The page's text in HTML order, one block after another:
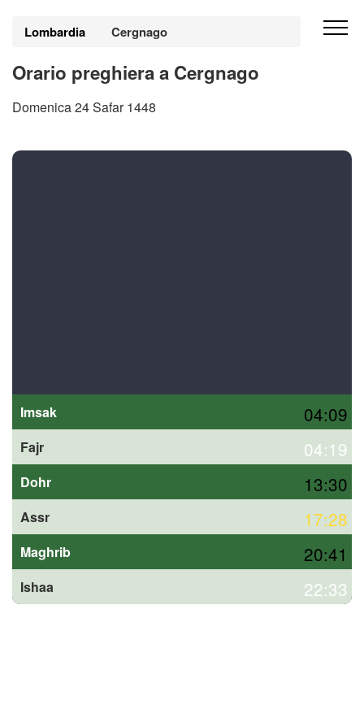
Lombardia Cergnago
Orario preghiera a Cergnago
Domenica 24 Safar 1448
Imsak 04:09
Fajr 04:19
Dohr 13:30
Assr 17:28
Maghrib 20:41
Ishaa 22:33